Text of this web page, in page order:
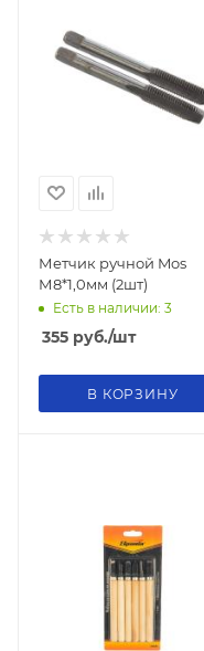
Метчик ручной Mos
М8*1,0мм (2шт)
Есть в наличии: 3
355 руб./шт
В КОРЗИНУ